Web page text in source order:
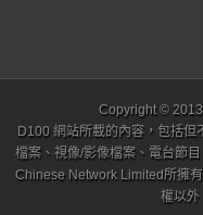
Copyright ©
D100 網站所載的內容，包括
檔案、視像/影像檔案、電台節
Chinese Network Limited所擁
權以外